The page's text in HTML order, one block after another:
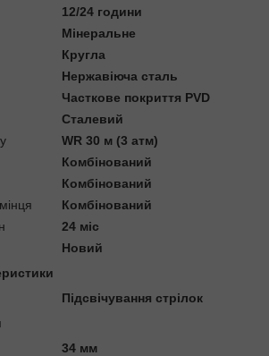
12/24 години
Мінеральне
Кругла
Нержавіюча сталь
Часткове покриття PVD
Сталевий
WR 30 м (3 атм)
Комбінований
Комбінований
Комбінований
24 міс
Новий
Підсвічування стрілок
34 мм